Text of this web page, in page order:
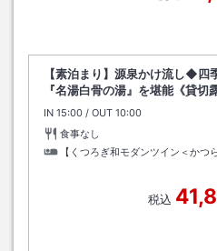
【素泊まり】源泉かけ流し◆四
『名湯白骨の湯』を堪能《貸切
IN チェックイン
15:00 / OUT チェックアウト
10:00
食事なし
【くつろぎ和モダンツイン＜かつ
税込